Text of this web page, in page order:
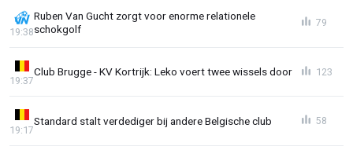
Ruben Van Gucht zorgt voor enorme relationele
schokgolf
19:38
79
Club Brugge - KV Kortrijk: Leko voert twee wissels door
19:37
123
Standard stalt verdediger bij andere Belgische club
19:17
58